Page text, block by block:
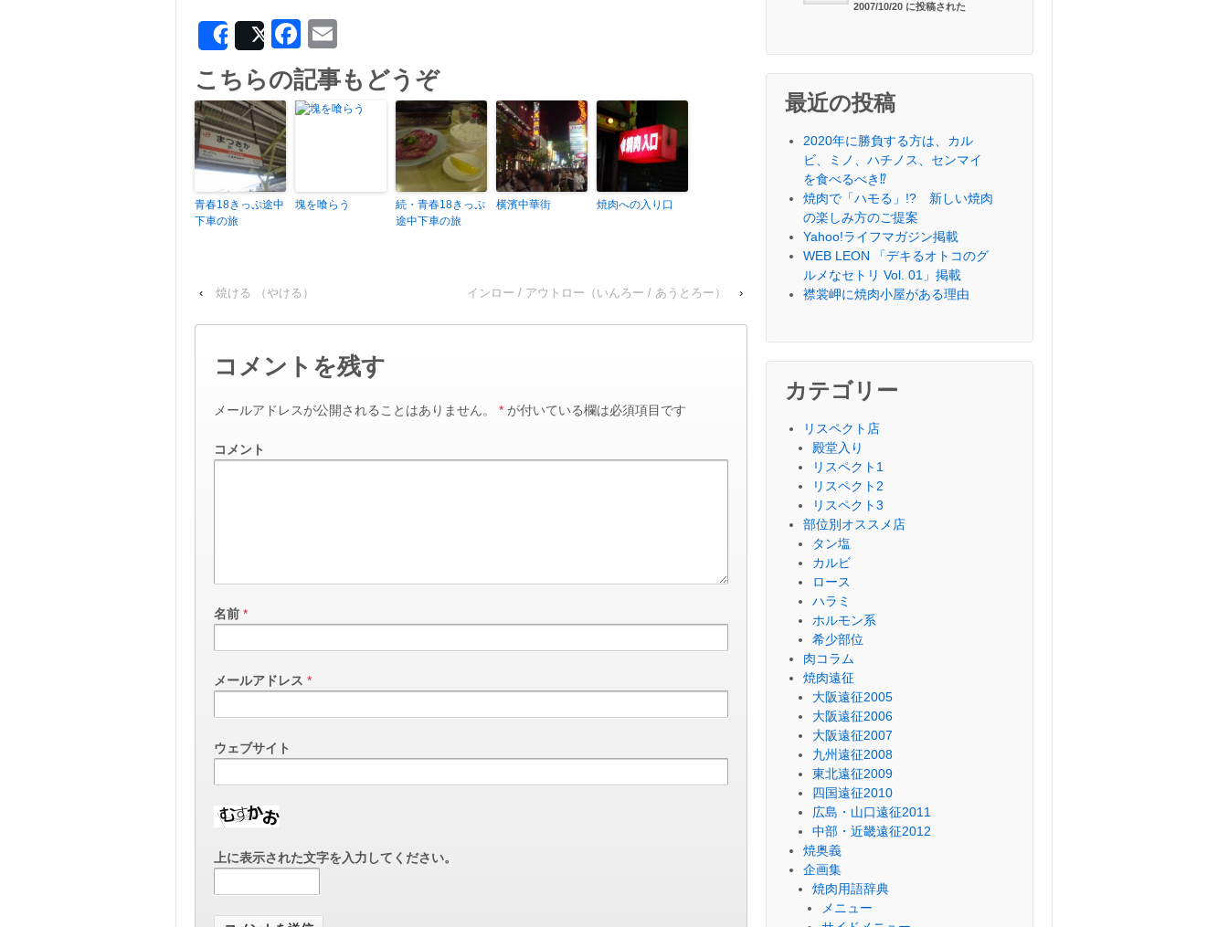
SharePostFacebook
こちらの記事もどうぞ
青春18きっぷ途中
下車の旅
塊を喰らう
続・青春18きっぷ
途中下車の旅
横濱中華街 焼肉への入り口
‹ 焼ける （やける） インロー / アウトロー（いんろー / あうとろー） ›
コメントを残す
メールアドレスが公開されることはありません。 * が付いている欄は必須項目です
コメント
名前 *
メールアドレス *
ウェブサイト
上に表示された文字を入力してください。
2007/10/20 に投稿された
最近の投稿
2020年に勝負する方は、カル
ビ、ミノ、ハチノス、センマイ
を食べるべき⁉︎
焼肉で「ハモる」!? 新しい焼肉
の楽しみ方のご提案
Yahoo!ライフマガジン掲載
WEB LEON 「デキるオトコのグ
ルメなセトリ Vol. 01」掲載
襟裳岬に焼肉小屋がある理由
カテゴリー
リスペクト店
殿堂入り
リスペクト1
リスペクト2
リスペクト3
部位別オススメ店
タン塩
カルビ
ロース
ハラミ
ホルモン系
希少部位
肉コラム
焼肉遠征
大阪遠征2005
大阪遠征2006
大阪遠征2007
九州遠征2008
東北遠征2009
四国遠征2010
広島・山口遠征2011
中部・近畿遠征2012
焼奥義
企画集
焼肉用語辞典
メニュー